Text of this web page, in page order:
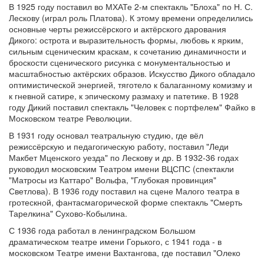
В 1925 году поставил во МХАТе 2-м спектакль "Блоха" по Н. С.
Лескову (играл роль Платова). К этому времени определились
основные черты режиссёрского и актёрского дарования
Дикого: острота и выразительность формы, любовь к ярким,
сильным сценическим краскам, к сочетанию динамичности и
броскости сценического рисунка с монументальностью и
масштабностью актёрских образов. Искусство Дикого обладало
оптимистической энергией, тяготело к балаганному комизму и
к гневной сатире, к эпическому размаху и патетике. В 1928
году Дикий поставил спектакль "Человек с портфелем" Файко в
Московском театре Революции.
В 1931 году основал театральную студию, где вёл
режиссёрскую и педагогическую работу, поставил "Леди
Макбет Мценского уезда" по Лескову и др. В 1932-36 годах
руководил московским Театром имени ВЦСПС (спектакли
"Матросы из Каттаро" Вольфа, "Глубокая провинция"
Светлова). В 1936 году поставил на сцене Малого театра в
гротескной, фантасмагорической форме спектакль "Смерть
Тарелкина" Сухово-Кобылина.
С 1936 года работал в ленинградском Большом
драматическом театре имени Горького, с 1941 года - в
московском Театре имени Вахтангова, где поставил "Олеко